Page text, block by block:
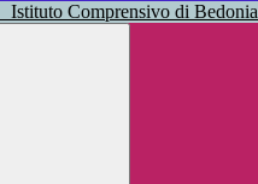
Istituto Comprensivo di Bedonia